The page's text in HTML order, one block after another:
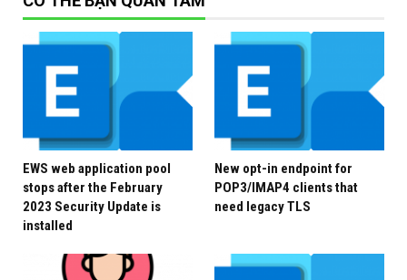
Exchange Server 2016
CU21
Exchange Server 2019
EWS web application pool
stops after the February
2023 Security Update is
installed
New opt-in endpoint for
POP3/IMAP4 clients that
need legacy TLS